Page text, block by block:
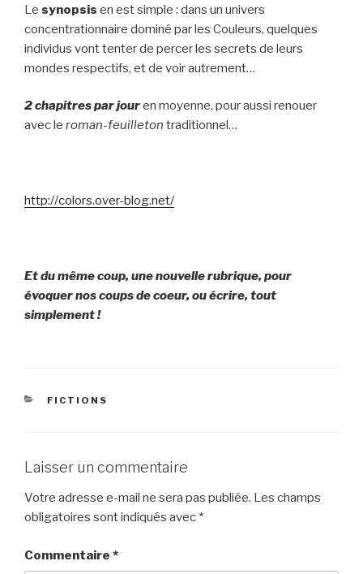
Le synopsis en est simple : dans un univers
concentrationnaire dominé par les Couleurs, quelques
individus vont tenter de percer les secrets de leurs
mondes respectifs, et de voir autrement…
2 chapitres par jouren moyenne, pour aussi renouer
avec le roman-feuilleton traditionnel…
http://colors.over-blog.net/
Et du même coup, une nouvelle rubrique, pour
évoquer nos coups de coeur, ou écrire, tout
simplement !
CATÉGORIES
FICTIONS
Laisser un commentaire
Votre adresse e-mail ne sera pas publiée. Les champs
obligatoires sont indiqués avec *
Commentaire *